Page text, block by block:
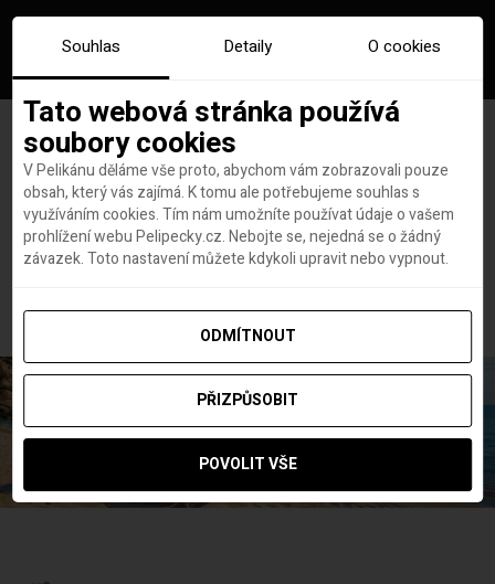
Hlavní stránka
Letenky
Hurá s Turkem! Akční letenky s Turkish Airlines od 3 490 Kč
Hurá s Turkem! Akční letenky
s Turkish Airlines od 3 490 Kč
Souhlas Detaily O cookies
Tato webová stránka používá
soubory cookies
V Pelikánu děláme vše proto, abychom vám zobrazovali pouze
obsah, který vás zajímá. K tomu ale potřebujeme souhlas s
využíváním cookies. Tím nám umožníte používat údaje o vašem
prohlížení webu Pelipecky.cz. Nebojte se, nejedná se o žádný
závazek. Toto nastavení můžete kdykoli upravit nebo vypnout.
ODMÍTNOUT
PŘIZPŮSOBIT
POVOLIT VŠE